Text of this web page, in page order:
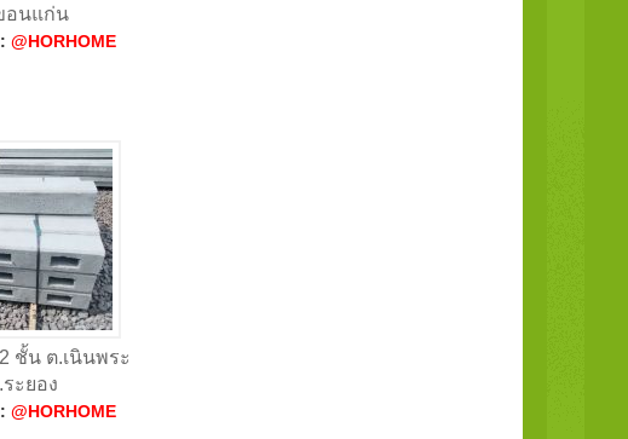
อนแก่น
@HORHOME
ชั้น ต.เนินพระ
ระยอง
@HORHOME